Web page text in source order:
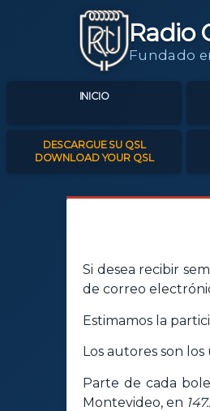
Radio
Fundado
INICIO
DESCARGUE SU QSL
DOWNLOAD YOUR QSL
Si desea recibir
de correo
Estimamos la
Los autores son
Parte de cada
Montevideo, en